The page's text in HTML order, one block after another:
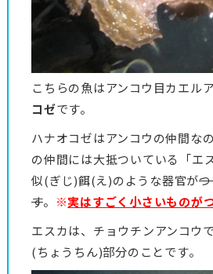
こちらの魚はアンコウ目カエル
コゼです。
ハナオコゼはアンコウの仲間な
の仲間には大抵ついている「エ
似(ぎじ)餌(え)のような器官が
す。 ※実はすごく小さいものが
エスカは、チョウチンアンコウ
(ちょうちん)部分のことです。